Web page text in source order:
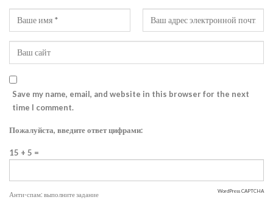
Save my name, email, and website in this browser for the next
time I comment.
Пожалуйста, введите ответ цифрами:
15 + 5 =
Анти-спам: выполните задание WordPress CAPTCHA